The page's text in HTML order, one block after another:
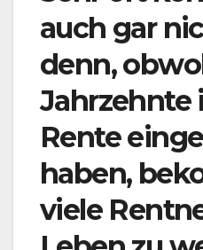
auch gar
denn,
Jahrzehnte
Rente
haben,
viele